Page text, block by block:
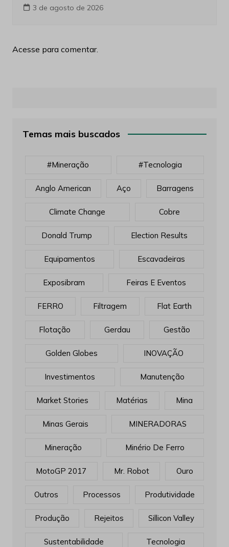
3 de agosto de 2026
Acesse para comentar.
Temas mais buscados
#mineração #tecnologia
Anglo American Aço Barragens
Climate Change Cobre
Donald Trump Election Results
Equipamentos Escavadeiras
Exposibram Feiras E Eventos
FERRO Filtragem Flat Earth
Flotação Gerdau Gestão
Golden Globes INOVAÇÃO
Investimentos Manutenção
Market Stories Matérias Mina
Minas Gerais MINERADORAS
Mineração Minério De Ferro
MotoGP 2017 Mr. Robot Ouro
Outros Processos Produtividade
Produção Rejeitos Sillicon Valley
Sustentabilidade Tecnologia